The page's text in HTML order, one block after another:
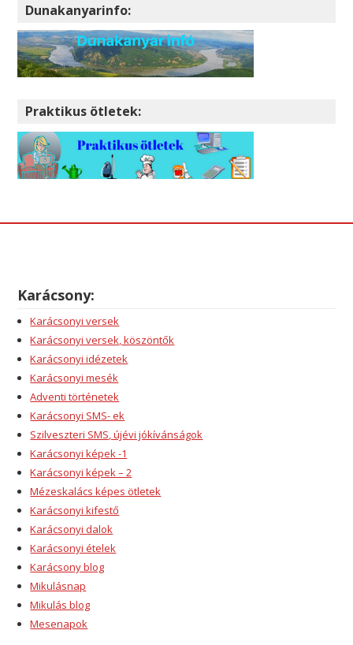
Dunakanyarinfo:
Praktikus ötletek:
Karácsony:
Karácsonyi versek
Karácsonyi versek, köszöntők
Karácsonyi idézetek
Karácsonyi mesék
Adventi történetek
Karácsonyi SMS- ek
Szilveszteri SMS, újévi jókívánságok
Karácsonyi képek -1
Karácsonyi képek – 2
Mézeskalács képes ötletek
Karácsonyi kifestő
Karácsonyi dalok
Karácsonyi ételek
Karácsony blog
Mikulásnap
Mikulás blog
Mesenapok